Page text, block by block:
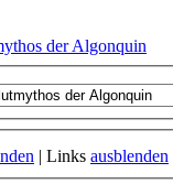
der Algonquin
| Links ausblenden